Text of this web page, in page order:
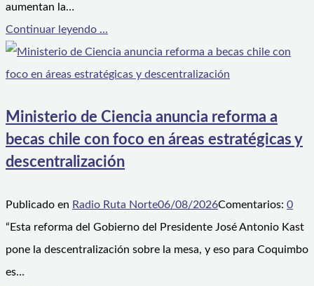
aumentan la…
Continuar leyendo ...
Ministerio de Ciencia anuncia reforma a
becas chile con foco en áreas estratégicas y
descentralización
Publicado en Radio Ruta Norte06/08/2026Comentarios: 0
“Esta reforma del Gobierno del Presidente José Antonio Kast
pone la descentralización sobre la mesa, y eso para Coquimbo
es…